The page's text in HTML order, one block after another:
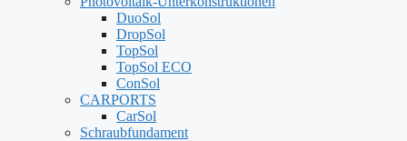
DuoSol
DropSol
TopSol
TopSol ECO
ConSol
CARPORTS
CarSol
Schraubfundament